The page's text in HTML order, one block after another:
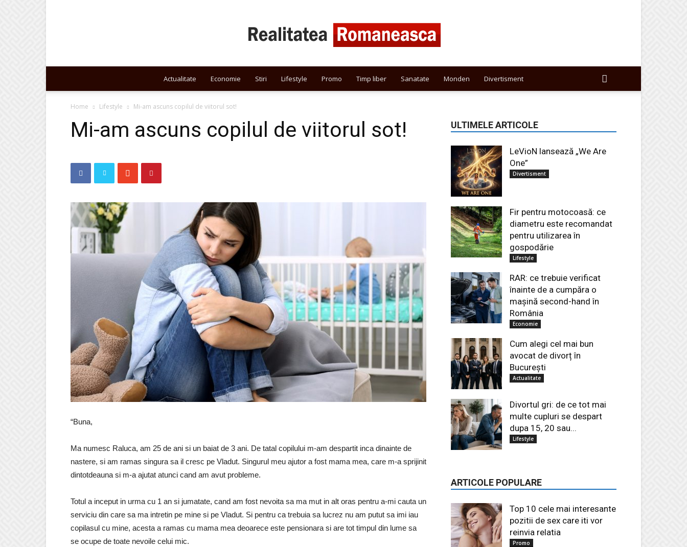
Actualitate Economie Stiri Lifestyle Promo Timp liber Sanatate Monden Divertisment
Home Lifestyle Mi-am ascuns copilul de viitorul sot!
Mi-am ascuns copilul de viitorul sot!
“Buna,
Ma numesc Raluca, am 25 de ani si un baiat de 3 ani. De tatal copilului m-am despartit inca dinainte de
nastere, si am ramas singura sa il cresc pe Vladut. Singurul meu ajutor a fost mama mea, care m-a sprijinit
dintotdeauna si m-a ajutat atunci cand am avut probleme.
Totul a inceput in urma cu 1 an si jumatate, cand am fost nevoita sa ma mut in alt oras pentru a-mi cauta un
serviciu din care sa ma intretin pe mine si pe Vladut. Si pentru ca trebuia sa lucrez nu am putut sa imi iau
copilasul cu mine, acesta a ramas cu mama mea deoarece este pensionara si are tot timpul din lume sa
se ocupe de toate nevoile celui mic.
ULTIMELE ARTICOLE
LeVioN lansează „We Are
One”
Divertisment
Fir pentru motocoasă: ce
diametru este recomandat
pentru utilizarea în
gospodărie
Lifestyle
RAR: ce trebuie verificat
înainte de a cumpăra o
mașină second-hand în
România
Economie
Cum alegi cel mai bun
avocat de divorț în
București
Actualitate
Divortul gri: de ce tot mai
multe cupluri se despart
dupa 15, 20 sau...
Lifestyle
ARTICOLE POPULARE
Top 10 cele mai interesante
pozitii de sex care iti vor
reinvia relatia
Promo